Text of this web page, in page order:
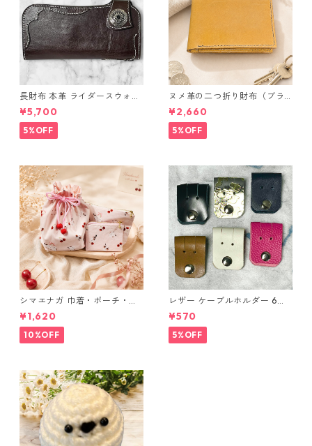
長財布 本革 ライダースウォレ
ット 国産 ヌメ革 ブラウン バ
ングラデシュ l175 レザー 革財
布 ハンドメイド 経年変化
¥5,700
5%OFF
ヌメ革の二つ折り財布（ブラ
ウン系）
¥2,660
5%OFF
シマエナガ 巾着・ポーチ・ミ
ニポーチ(カード収納にも) ３
点セット さくらんぼ柄×淡いピ
ンク
¥1,620
10%OFF
レザー ケーブルホルダー 6個
セット
¥570
5%OFF